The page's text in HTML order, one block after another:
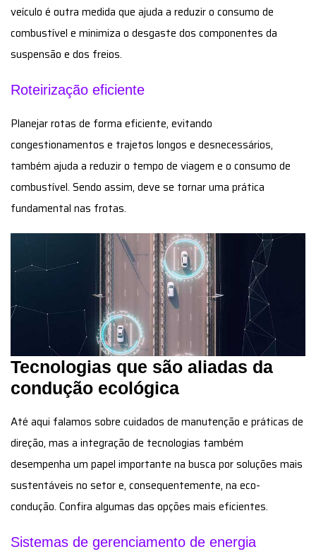
veículo é outra medida que ajuda a reduzir o consumo de
combustível e minimiza o desgaste dos componentes da
suspensão e dos freios.
Roteirização eficiente
Planejar rotas de forma eficiente, evitando
congestionamentos e trajetos longos e desnecessários,
também ajuda a reduzir o tempo de viagem e o consumo de
combustível. Sendo assim, deve se tornar uma prática
fundamental nas frotas.
Tecnologias que são aliadas da
condução ecológica
Até aqui falamos sobre cuidados de manutenção e práticas de
direção, mas a integração de tecnologias também
desempenha um papel importante na busca por soluções mais
sustentáveis no setor e, consequentemente, na eco-
condução. Confira algumas das opções mais eficientes.
Sistemas de gerenciamento de energia